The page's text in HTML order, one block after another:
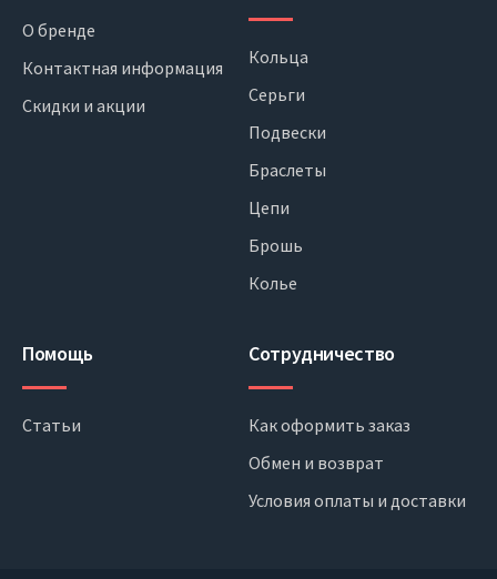
О бренде
Контактная информация
Скидки и акции
Кольца
Серьги
Подвески
Браслеты
Цепи
Брошь
Колье
Помощь
Статьи
Сотрудничество
Как оформить заказ
Обмен и возврат
Условия оплаты и доставки